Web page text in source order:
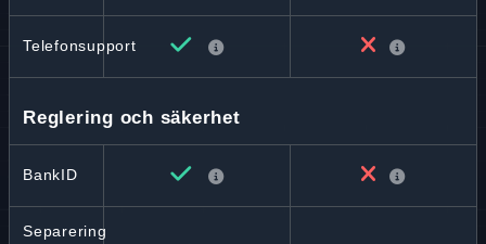
Telefonsupport
Reglering och säkerhet
BankID
Separering